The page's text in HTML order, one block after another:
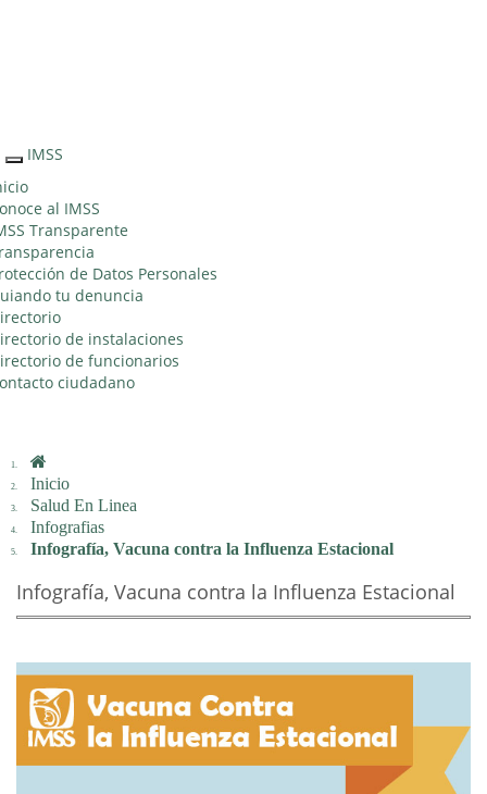
Interruptor
de
Navegación
IMSS
al IMSS
Transparente
de Datos Personales
tu denuncia
de instalaciones
de funcionarios
ciudadano
Inicio
Salud En Linea
Infografias
Infografía, Vacuna contra la Influenza Estacional
Infografía, Vacuna contra la Influenza Estacional